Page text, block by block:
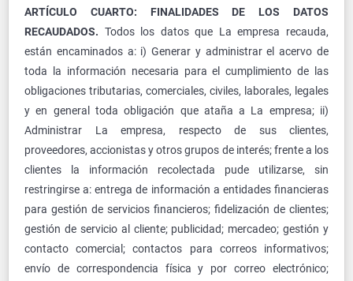
ARTÍCULO CUARTO: FINALIDADES DE LOS DATOS
RECAUDADOS. Todos los datos que La empresa recauda,
están encaminados a: i) Generar y administrar el acervo de
toda la información necesaria para el cumplimiento de las
obligaciones tributarias, comerciales, civiles, laborales, legales
y en general toda obligación que ataña a La empresa; ii)
Administrar La empresa, respecto de sus clientes,
proveedores, accionistas y otros grupos de interés; frente a los
clientes la información recolectada pude utilizarse, sin
restringirse a: entrega de información a entidades financieras
para gestión de servicios financieros; fidelización de clientes;
gestión de servicio al cliente; publicidad; mercadeo; gestión y
contacto comercial; contactos para correos informativos;
envío de correspondencia física y por correo electrónico;